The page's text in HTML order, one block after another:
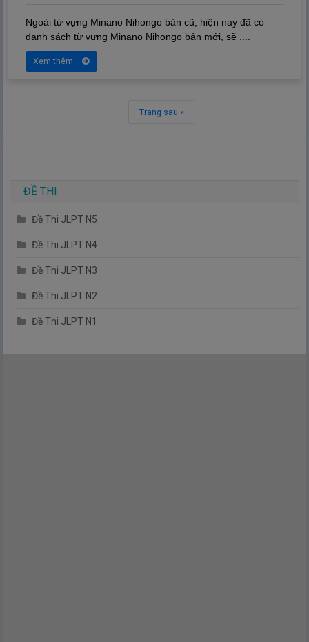
Ngoài từ vựng Minano Nihongo bản cũ, hiện nay đã có
danh sách từ vựng Minano Nihongo bản mới, sẽ ....
Xem thêm
Trang sau »
ĐỀ THI
Đề Thi JLPT N5
Đề Thi JLPT N4
Đề Thi JLPT N3
Đề Thi JLPT N2
Đề Thi JLPT N1